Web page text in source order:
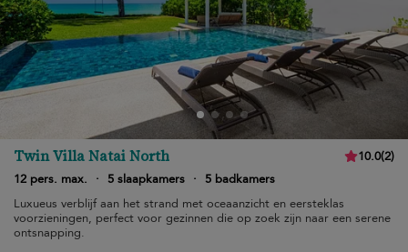
Twin Villa Natai North 10.0(2)
12 pers. max.
· 5 slaapkamers ·
5 badkamers
Luxueus verblijf aan het strand met oceaanzicht en eersteklas
voorzieningen, perfect voor gezinnen die op zoek zijn naar een serene
ontsnapping.